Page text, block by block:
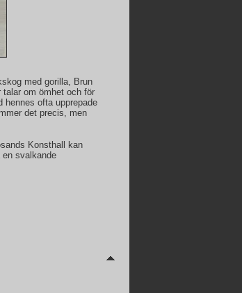
med gorilla, Brun
om ömhet och för
hennes ofta upprepade
det precis, men
Konsthall kan
en svalkande